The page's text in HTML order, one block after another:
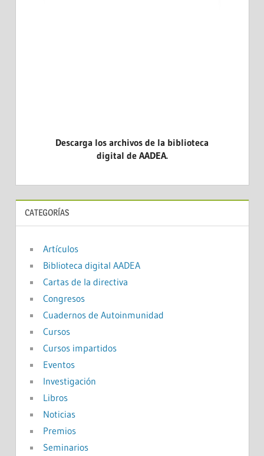
Descarga los archivos de la biblioteca
digital de AADEA.
CATEGORÍAS
Artículos
Biblioteca digital AADEA
Cartas de la directiva
Congresos
Cuadernos de Autoinmunidad
Cursos
Cursos impartidos
Eventos
Investigación
Libros
Noticias
Premios
Seminarios